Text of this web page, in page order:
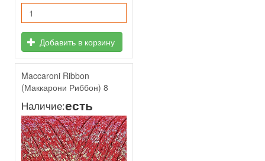
Добавить в корзину
Maccaroni Ribbon
(Маккарони Риббон) 8
Наличие:есть